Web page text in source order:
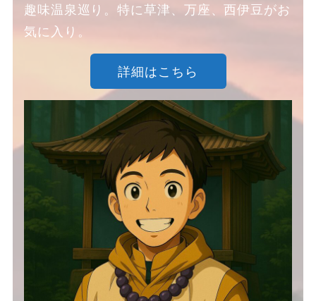
趣味温泉巡り。特に草津、万座、西伊豆がお
気に入り。
詳細はこちら